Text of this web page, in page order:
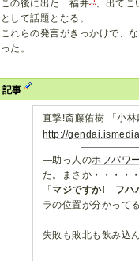
この後に出た「福井 、出てこ
として話題となる。
これらの発言がきっかけで、
った。
記事
直撃!斎藤佑樹 「小林
http://
―助っ人のホフパワ
た。まさか・・・・・
「 マジですか! フハ
ラの位置が分かって
失敗も敗北も飲み込